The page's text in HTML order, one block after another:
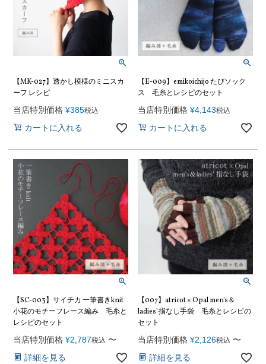
【MK-027】透かし模様のミニスカ
ーフ レシピ
当店特別価格 ¥385税込
カートに入れる
【E-009】emikoichijo たびソック
ス 毛糸とレシピのセット
当店特別価格 ¥4,143税込
カートに入れる
【SC-003】サイチカ 一筆書きknit
小花のモチーフレース編み 毛糸と
レシピのセット
当店特別価格 ¥2,787税込 〜
詳細を見る
【007】atricot × Opal men's＆
ladies' 指なし手袋 毛糸とレシピの
セット
当店特別価格 ¥2,126税込 〜
詳細を見る